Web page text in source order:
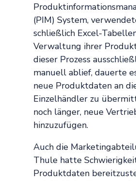
(PIM) System,
schließlich Excel-
Verwaltung ihrer
dieser Prozess
manuell ablief, dauerte
neue Produktdaten an
Einzelhändler zu
noch länger, neue
hinzuzufügen.
Auch die
Thule hatte
Produktdaten